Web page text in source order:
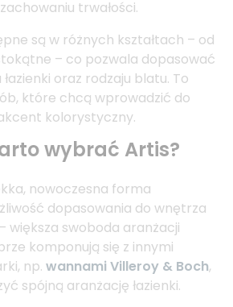
trwałości.
są w różnych kształtach – od
– co pozwala dopasować
oraz rodzaju blatu. To
które chcą wprowadzić do
kolorystyczny.
wybrać Artis?
nowoczesna forma
dopasowania do wnętrza
większa swoboda aranżacji
komponują się z innymi
np. wannami Villeroy & Boch,
spójną aranżację łazienki.